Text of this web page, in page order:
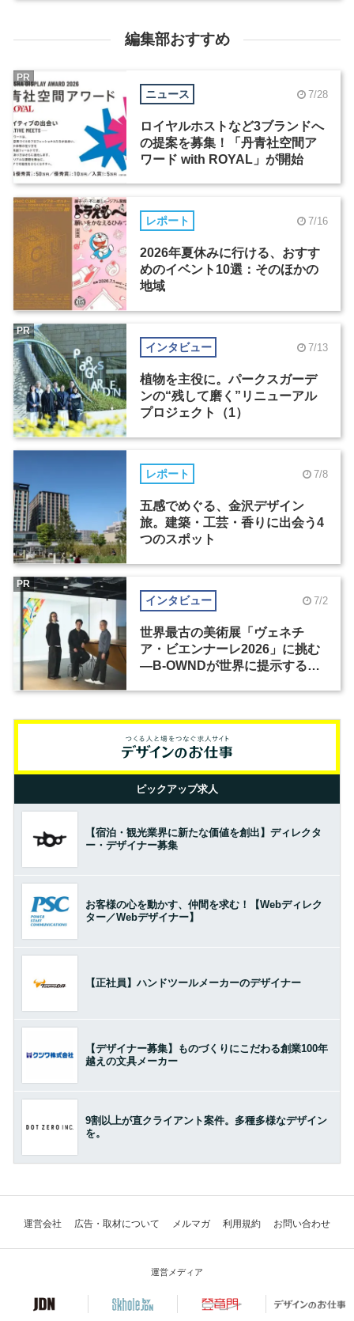
編集部おすすめ
ニュース 7/28
ロイヤルホストなど3ブランドへ
の提案を募集！「丹青社空間ア
ワード with ROYAL」が開始
PR
レポート 7/16
2026年夏休みに行ける、おすす
めのイベント10選：そのほかの
地域
インタビュー 7/13
植物を主役に。パークスガーデ
ンの“残して磨く”リニューアル
プロジェクト（1）
PR
レポート 7/8
五感でめぐる、金沢デザイン
旅。建築・工芸・香りに出会う4
つのスポット
インタビュー 7/2
世界最古の美術展「ヴェネチ
ア・ビエンナーレ2026」に挑む
―B-OWNDが世界に提示する美
PR
ピックアップ求人
【宿泊・観光業界に新たな価値を創出】ディレクタ
ー・デザイナー募集
お客様の心を動かす、仲間を求む！【Webディレク
ター／Webデザイナー】
【正社員】ハンドツールメーカーのデザイナー
【デザイナー募集】ものづくりにこだわる創業100年
越えの文具メーカー
9割以上が直クライアント案件。多種多様なデザイン
を。
運営会社 広告・取材について メルマガ 利用規約 お問い合わせ
運営メディア